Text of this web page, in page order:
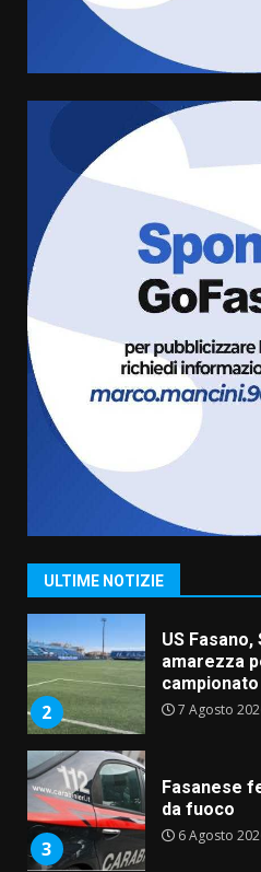
ULTIME NOTIZIE
comunale
Cura dei
l’avviso
condivisa
Laureto
La magia
assoluta de
Belvedere.
6 Agosto
“I
Banda”
7 Agosto
2
US
amarezza
3
Fasanese
da fuoco
6 Agosto
4
Carta
di aperture
Comune di
6 Agosto